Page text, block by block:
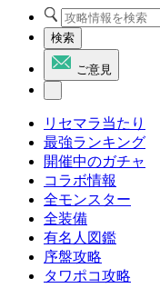
検索
ご意見
リセマラ当たり
最強ランキング
開催中のガチャ
コラボ情報
全モンスター
全装備
有名人図鑑
序盤攻略
タワポコ攻略